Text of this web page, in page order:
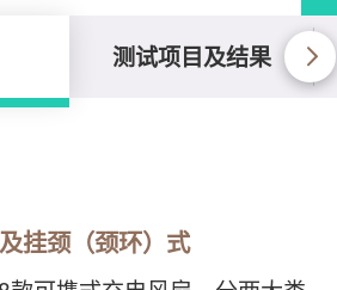
测试项目及结果
挂颈（颈环）式